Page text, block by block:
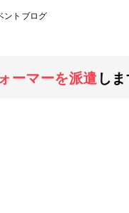
ントブログ
ーマーを派遣 しま